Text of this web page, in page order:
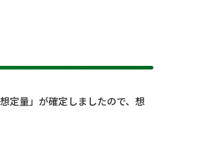
定量」が確定しましたので、想